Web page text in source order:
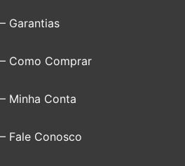
– Garantias
– Como Comprar
– Minha Conta
– Fale Conosco